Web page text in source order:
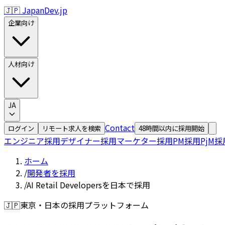
🇯🇵 JapanDev.jp
企業向け
人材向け
JA
ログイン リモート求人を検索 Contact 48時間以内に採用開始
エンジニア採用デザイナー採用マーケター採用PM採用PjM採
ホーム
/開発者を採用
/AI Retail Developersを日本で採用
🇯🇵東京・日本の採用プラットフォーム